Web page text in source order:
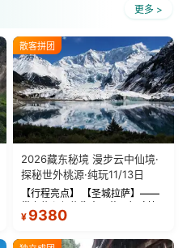
更多 >
散客拼团
2026藏东秘境 漫步云中仙境·
探秘世外桃源·纯玩11/13日
【行程亮点】 【圣城拉萨】——
带上信心与信仰去西藏，行吟拉
萨，感受这座城与生俱来的与众
城堡寺院于一体的宏伟建筑，是
¥ 9380